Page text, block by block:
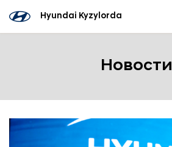
Hyundai Kyzylorda
Новости